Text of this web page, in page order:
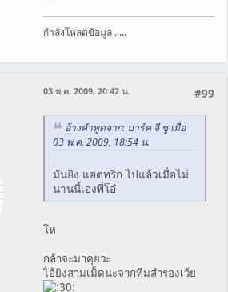
กำลังโหลดข้อมูล .....
#99
03 พ.ค. 2009, 20:42 น.
อ้างคำพูดจาก: ปาร์ค จี ชู เมื่อ
03 พ.ค. 2009, 18:54 น.
มันยิง แฮตทริก ไปแล้วเมื่อไม่
นานนี้เองพี่โอ๋
โห
กล้าจะมาคุยวะ
ไอ้ยิงสามเม็ดนะจากทีมสำรองเว้ย